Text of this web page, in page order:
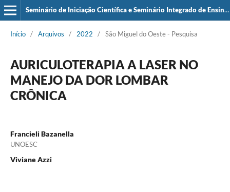
Seminário de Iniciação Científica e Seminário Integrado de Ensino, Pesquisa e Extensão (SIEPE)
Início / Arquivos / 2022 / São Miguel do Oeste - Pesquisa
AURICULOTERAPIA A LASER NO
MANEJO DA DOR LOMBAR
CRÔNICA
Francieli Bazanella
UNOESC
Viviane Azzi